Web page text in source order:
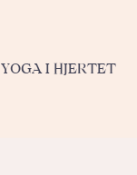
YOGA I HJERTET